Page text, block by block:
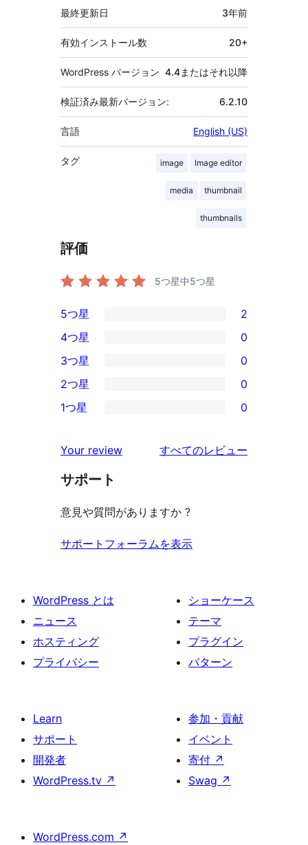
最終更新日 3年前
有効インストール数 20+
WordPress バージョン 4.4またはそれ以降
検証済み最新バージョン: 6.2.10
言語 English (US)
タグ image Image editor
media thumbnail
thumbnails
評価
5つ星中5つ星
2
5-
星
レ
ビ
ー
5つ星 2
4-
星
レ
ュ
ー
4つ星 0
0
3-
星
ビ
ュ
3つ星 0
2-
レ
ビ
ー
2つ星 0
星
レ
ュ
ー
1つ星 0
Your review すべてのレビュー
サポート
意見や質問がありますか ?
サポートフォーラムを表示
WordPress とは
ニュース
ホスティング
プライバシー
ショーケース
テーマ
プラグイン
パターン
Learn
サポート
開発者
WordPress.tv ↗
参加・貢献
イベント
寄付 ↗
Swag ↗
WordPress.com ↗